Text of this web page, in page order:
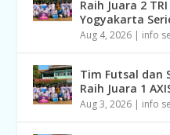
Raih Juara 2
Yogyakarta
Aug 4, 2026 | info
Tim Futsal dan
Raih Juara 1
Aug 3, 2026 | info